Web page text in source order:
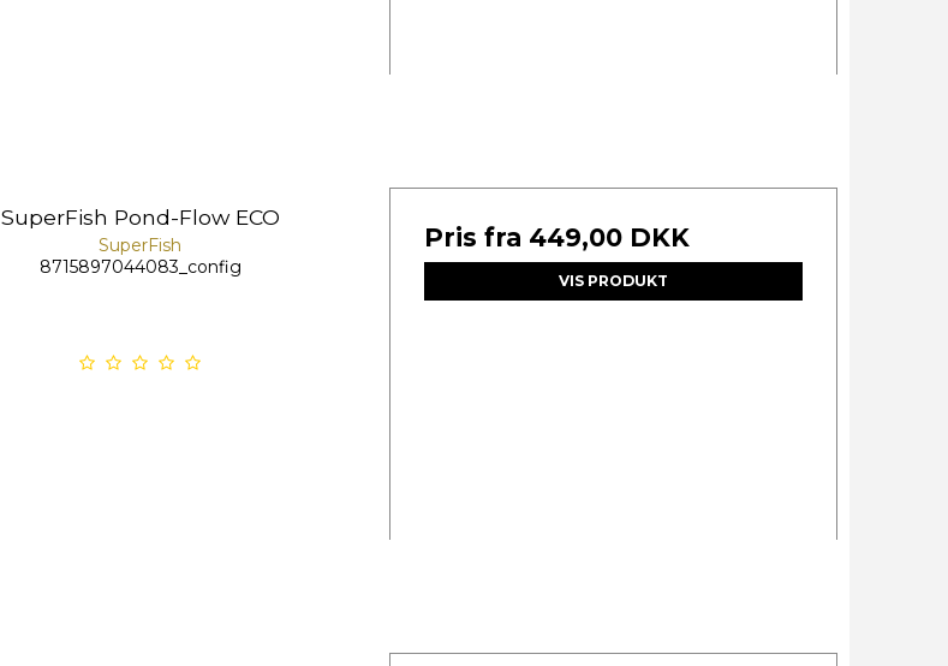
SuperFish Pond-Flow ECO
SuperFish
8715897044083_config
Pris fra 449,00 DKK
VIS PRODUKT